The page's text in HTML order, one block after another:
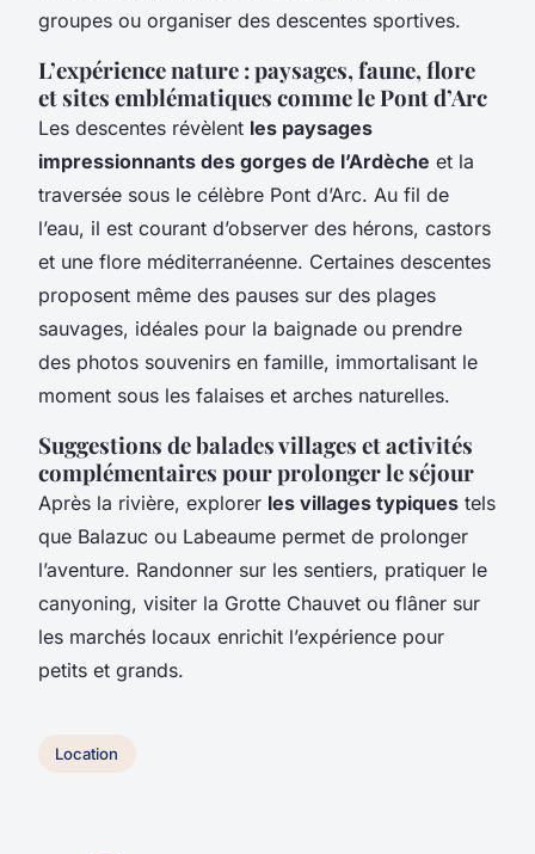
groupes ou organiser des descentes sportives.
L’expérience nature : paysages, faune, flore
et sites emblématiques comme le Pont d’Arc
Les descentes révèlent les paysages
impressionnants des gorges de l’Ardèche et la
traversée sous le célèbre Pont d’Arc. Au fil de
l’eau, il est courant d’observer des hérons, castors
et une flore méditerranéenne. Certaines descentes
proposent même des pauses sur des plages
sauvages, idéales pour la baignade ou prendre
des photos souvenirs en famille, immortalisant le
moment sous les falaises et arches naturelles.
Suggestions de balades villages et activités
complémentaires pour prolonger le séjour
Après la rivière, explorer les villages typiques tels
que Balazuc ou Labeaume permet de prolonger
l’aventure. Randonner sur les sentiers, pratiquer le
canyoning, visiter la Grotte Chauvet ou flâner sur
les marchés locaux enrichit l’expérience pour
petits et grands.
Location